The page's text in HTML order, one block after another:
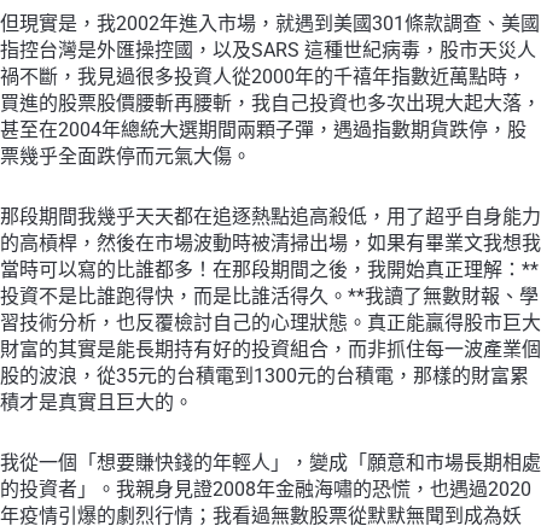
但現實是，我2002年進入市場，就遇到美國301條款調查、美國
指控台灣是外匯操控國，以及SARS 這種世紀病毒，股市天災人
禍不斷，我見過很多投資人從2000年的千禧年指數近萬點時，
買進的股票股價腰斬再腰斬，我自己投資也多次出現大起大落，
甚至在2004年總統大選期間兩顆子彈，遇過指數期貨跌停，股
票幾乎全面跌停而元氣大傷。
那段期間我幾乎天天都在追逐熱點追高殺低，用了超乎自身能力
的高槓桿，然後在市場波動時被清掃出場，如果有畢業文我想我
當時可以寫的比誰都多！在那段期間之後，我開始真正理解：**
投資不是比誰跑得快，而是比誰活得久。**我讀了無數財報、學
習技術分析，也反覆檢討自己的心理狀態。真正能贏得股市巨大
財富的其實是能長期持有好的投資組合，而非抓住每一波產業個
股的波浪，從35元的台積電到1300元的台積電，那樣的財富累
積才是真實且巨大的。
我從一個「想要賺快錢的年輕人」，變成「願意和市場長期相處
的投資者」。我親身見證2008年金融海嘯的恐慌，也遇過2020
年疫情引爆的劇烈行情；我看過無數股票從默默無聞到成為妖